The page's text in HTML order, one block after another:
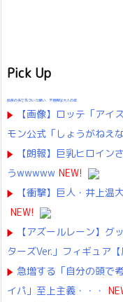
Pick Up
成長の先で気づいた想い、不器用な大人の恋
【画像】ロッテ「アイ
モン公式「しょうがねえな
【朗報】巨乳ヒロイン
うwwwww NEW!
【衝撃】巨人・井上温
NEW!
【アズールレーン】グ
ターズVer.」フィギュア
急増する「自分の頭で
イパ」至上主義・・・